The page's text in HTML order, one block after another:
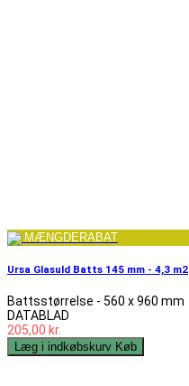
MÆNGDERABAT
Ursa Glasuld Batts 145 mm - 4,3 m2
Battsstørrelse - 560 x 960 mm
DATABLAD
205,00 kr.
Læg i indkøbskurv Køb